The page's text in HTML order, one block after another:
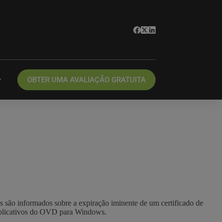
OBTER UMA AVALIAÇÃO GRATUITA
informados sobre a expiração iminente de um certificado de
do OVD para Windows.